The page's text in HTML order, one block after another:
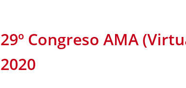
29º Congreso AMA
2020